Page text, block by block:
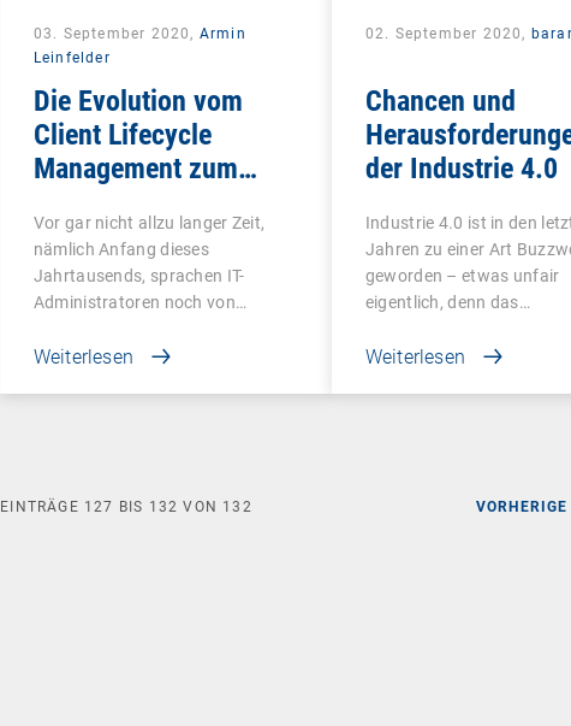
03. September 2020, Armin
Leinfelder
Die Evolution vom
Client Lifecycle
Management zum
Management
Vor gar nicht allzu langer Zeit,
nämlich Anfang dieses
Jahrtausends, sprachen IT-
Administratoren noch von…
Weiterlesen
02. September 2020,
Chancen und
der Industrie 4.0
Industrie 4.0 ist in den
Jahren zu einer Art
geworden – etwas unfair
eigentlich, denn das…
Weiterlesen
VORHERIGE
EINTRÄGE 127 BIS 132 VON 132